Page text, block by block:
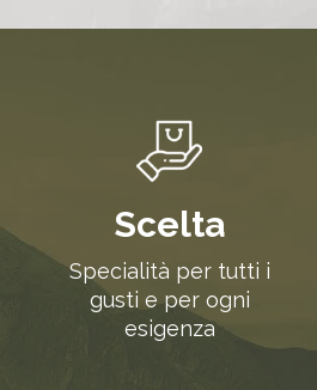
Scelta
Specialità per tutti i
gusti e per ogni
esigenza